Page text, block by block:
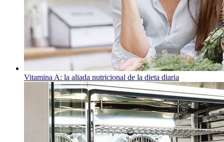
Vitamina A: la aliada nutricional de la dieta diaria